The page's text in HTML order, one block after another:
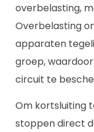
overbelasting,
Overbelasting
apparaten
groep,
circuit te
Om kortsluiting
stoppen direct